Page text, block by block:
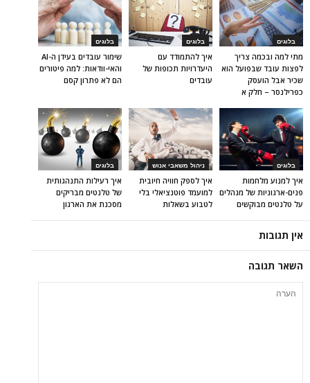
בלוגים
שימור עובדים בעידן ה-AI
והאי-וודאות: למה פיטורים
הם לא פתרון קסם
בלוגים
איך להתמודד עם
היעדרויות תכופות של
עובדים
בלוגים
מתי למה ובכמה צריך
לפצות עובד שבפועל הוא
שכיר אבל הועסק
כפרילנסר – חלק א
בלוגים
איך רעילות התנהגותית
של טלנטים מבריקים
מסכנת את הארגון
ניהול משאבי אנוש
איך לספק חוויה חיובית
למועמד פוטנציאלי בלי
לטבוע בשאלות
בלוגים
איך למנוע מלחמות
פנים-ארגוניות של מנהלים
על טלנטים מבוקשים
אין תגובות
השאר תגובה